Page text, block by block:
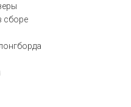
сборе